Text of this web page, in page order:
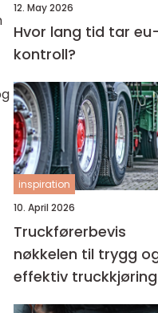
12. May 2026
Hvor lang tid tar eu-
kontroll?
inspiration
10. April 2026
Truckførerbevis
nøkkelen til trygg
effektiv truckkjøring